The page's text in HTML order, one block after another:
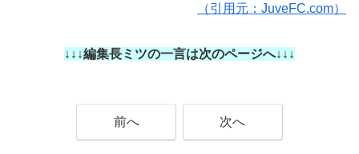
（引用元：JuveFC.com）
↓↓↓編集長ミツの一言は次のページへ↓↓↓
前へ 次へ